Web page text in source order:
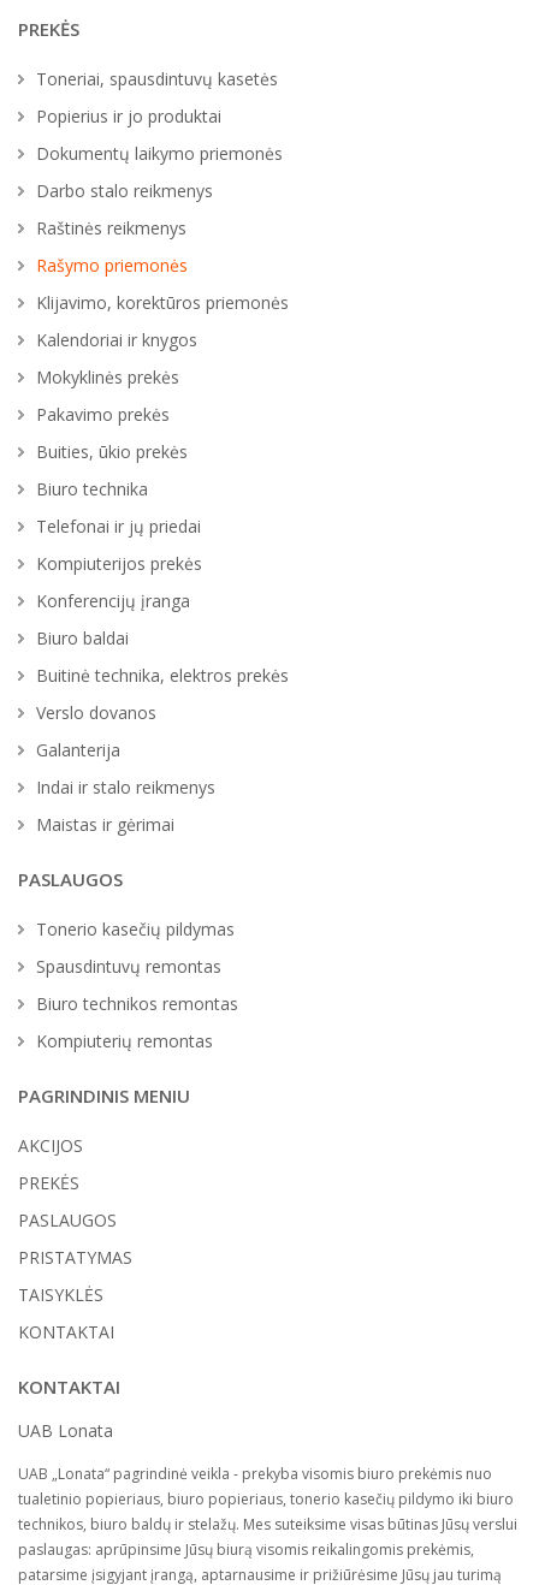
PREKĖS
Toneriai, spausdintuvų kasetės
Popierius ir jo produktai
Dokumentų laikymo priemonės
Darbo stalo reikmenys
Raštinės reikmenys
Rašymo priemonės
Klijavimo, korektūros priemonės
Kalendoriai ir knygos
Mokyklinės prekės
Pakavimo prekės
Buities, ūkio prekės
Biuro technika
Telefonai ir jų priedai
Kompiuterijos prekės
Konferencijų įranga
Biuro baldai
Buitinė technika, elektros prekės
Verslo dovanos
Galanterija
Indai ir stalo reikmenys
Maistas ir gėrimai
PASLAUGOS
Tonerio kasečių pildymas
Spausdintuvų remontas
Biuro technikos remontas
Kompiuterių remontas
PAGRINDINIS MENIU
AKCIJOS
PREKĖS
PASLAUGOS
PRISTATYMAS
TAISYKLĖS
KONTAKTAI
KONTAKTAI
UAB Lonata
UAB „Lonata“ pagrindinė veikla - prekyba visomis biuro prekėmis nuo
tualetinio popieriaus, biuro popieriaus, tonerio kasečių pildymo iki biuro
technikos, biuro baldų ir stelažų. Mes suteiksime visas būtinas Jūsų verslui
paslaugas: aprūpinsime Jūsų biurą visomis reikalingomis prekėmis,
patarsime įsigyjant įrangą, aptarnausime ir prižiūrėsime Jūsų jau turimą